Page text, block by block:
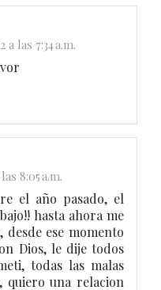
a las 7:34 a.m.
8:05 a.m.
el año pasado, el
hasta ahora me
desde ese momento
Dios, le dije todos
todas las malas
quiero una relacion